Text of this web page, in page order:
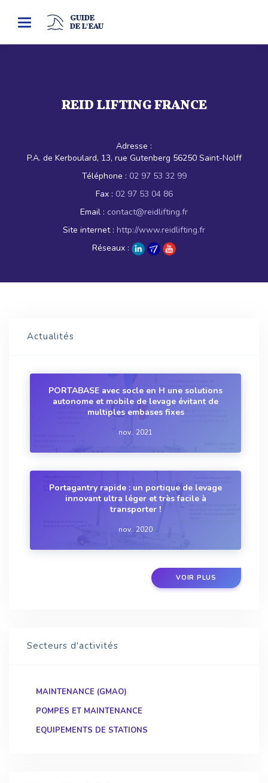
Toggle
GUIDE
DE L'EAU
REID LIFTING FRANCE
Adresse :
P.A. de Kerboulard, 13, rue Gutenberg 56250 Saint-Nolff
Téléphone : 02 97 53 32 99
Fax : 02 97 53 04 86
Email : contact@reidlifting.fr
Site internet : http://www.reidlifting.fr
Réseaux :
Actualités
PORTABASE avec socle en H une solutions
autonome et mobile de levage évitant de
multiples embases fixes
nov.. 2021
Portagantry rapide : un portique de levage
innovant ultra léger et très facile à
transporter !
nov.. 2020
VOIR PLUS
Secteurs d'activités
MAINTENANCE (GMAO)
POMPES ET MAINTENANCE
EQUIPEMENTS DE STATIONS